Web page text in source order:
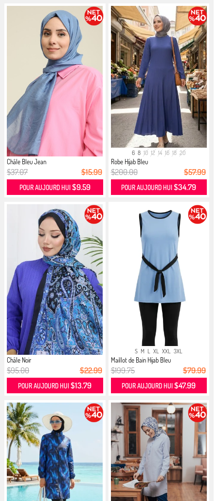
Châle Bleu Jean
$37.07 $15.99
POUR AUJOURD HUI $9.59
6 8 10 12 14 16 18 20
Robe Hijab Bleu
$200.00 $57.99
POUR AUJOURD HUI$34.79
Châle Noir
$95.00 $22.99
POUR AUJOURD HUI$13.79
S M L XL XXL 3XL
Maillot de Bain Hijab Bleu
$199.75 $79.99
POUR AUJOURD HUI$47.99